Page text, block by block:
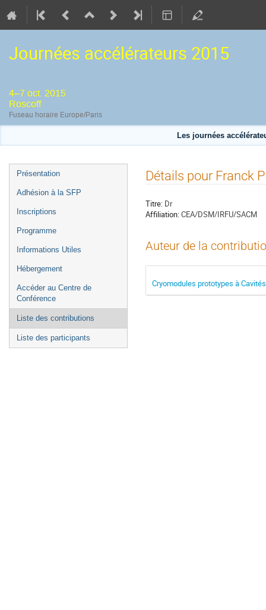
Journées accélérateurs 2015
4–7 oct. 2015
Roscoff
Fuseau horaire Europe/Paris
Les journées
Menu
de
Présentation
Adhésion à la SFP
Inscriptions
Programme
Informations Utiles
Hébergement
Accéder au Centre de
Conférence
Liste des contributions
Liste des participants
Détails pour Franck
Titre: Dr
Affiliation:CEA/DSM/IRFU/SACM
Auteur de la
Cryomodules prototypes à